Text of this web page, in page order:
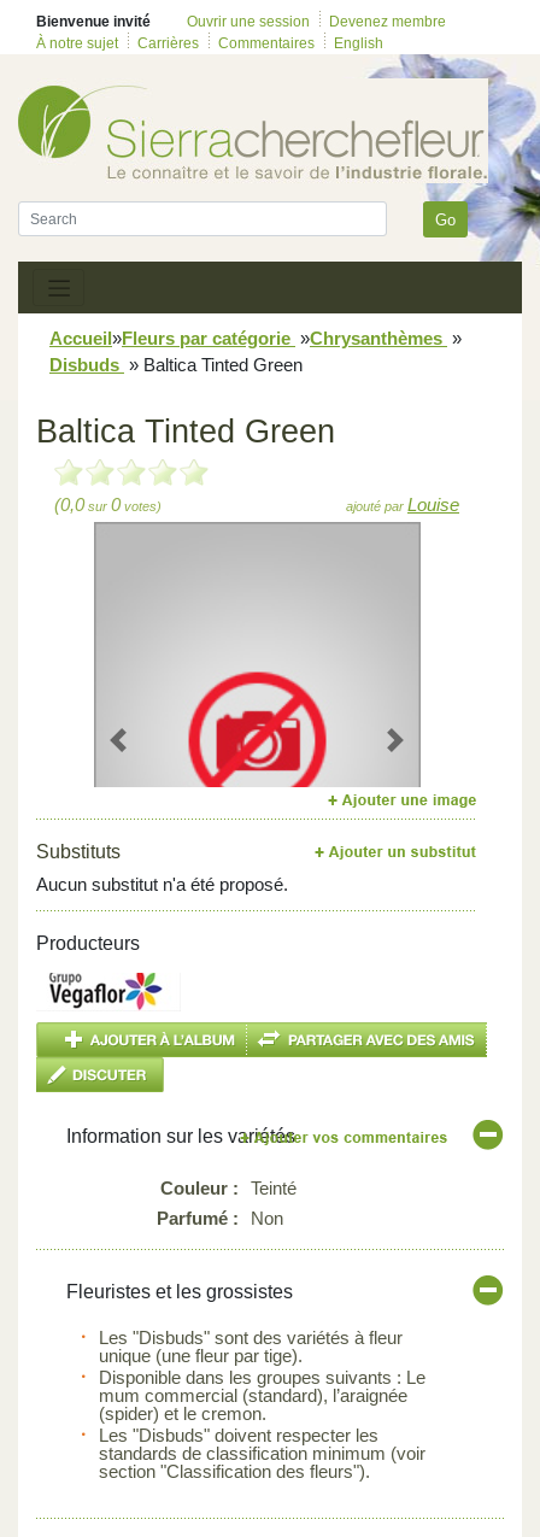
Bienvenue invité Ouvrir une session
Devenez membre
À notre sujet
Carrières Commentaires English
Go
Accueil»Fleurs par catégorie »Chrysanthèmes »
Disbuds » Baltica Tinted Green
Baltica Tinted Green
(0,0sur 0votes) ajouté par Louise
Previous Next
Substituts
Aucun substitut n'a été proposé.
Producteurs
Information sur les variétés
Couleur :
Teinté
Parfumé :
Non
Fleuristes et les grossistes
Les "Disbuds" sont des variétés à fleur
unique (une fleur par tige).
Disponible dans les groupes suivants : Le
mum commercial (standard), l’araignée
(spider) et le cremon.
Les "Disbuds" doivent respecter les
standards de classification minimum (voir
section "Classification des fleurs").